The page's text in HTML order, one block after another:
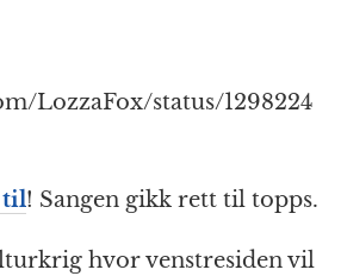
LozzaFox/status/1298224
til! Sangen gikk rett til topps.
hvor venstresiden vil